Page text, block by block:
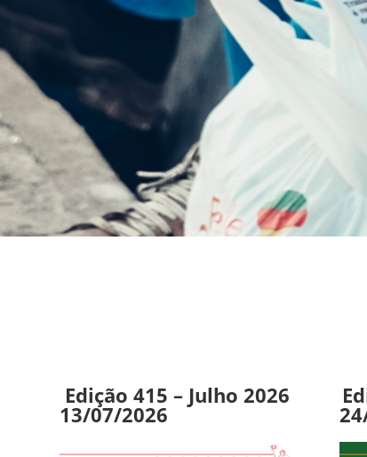
Edição 415 – Julho 2026
13/07/2026